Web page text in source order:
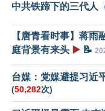
中共铁蹄下的三代人
【唐青看时事】蒋雨
庭背景有来头 ▶️ 📝
台媒：党媒避提习近
(50,282次)